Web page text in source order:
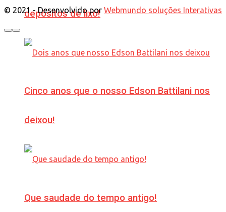
depósitos de lixo!
Cinco anos que o nosso Edson Battilani nos
deixou!
Que saudade do tempo antigo!
© 2021 - Desenvolvido por Webmundo soluções Interativas